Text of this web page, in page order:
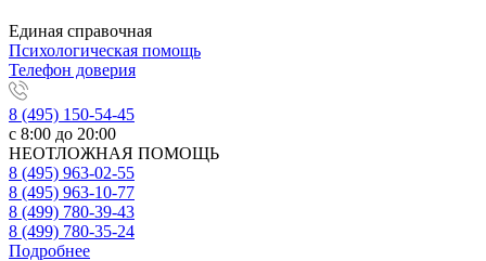
Единая справочная
Психологическая помощь
Телефон доверия
8 (495) 150-54-45
с 8:00 до 20:00
НЕОТЛОЖНАЯ ПОМОЩЬ
8 (495) 963-02-55
8 (495) 963-10-77
8 (499) 780-39-43
8 (499) 780-35-24
Подробнее